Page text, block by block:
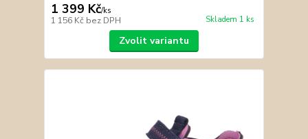
1 399 Kč/ks
1 156 Kč bez DPH Skladem 1 ks
Zvolit variantu